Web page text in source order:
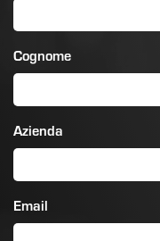
Cognome
Azienda
Email